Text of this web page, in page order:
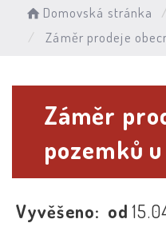
Domovská stránka
Záměr prodeje
Záměr
pozemků
Vyvěšeno: od